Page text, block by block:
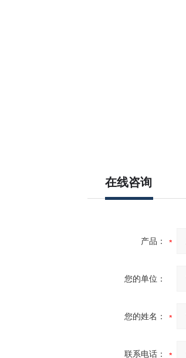
在线咨询
产品：
您的单位：
您的姓名：
联系电话：